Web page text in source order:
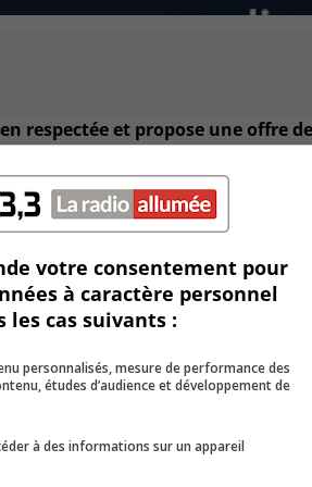
respectée et propose une offre de
comme des activités culturelles,
régulièrement pour bien divertir
votre consentement pour
à caractère personnel
les cas suivants :
personnalisés, mesure de performance des
études d’audience et développement de
à des informations sur un appareil